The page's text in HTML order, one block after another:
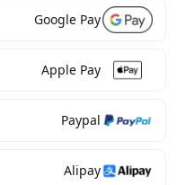
Google Pay
Apple Pay
Paypal
Alipay